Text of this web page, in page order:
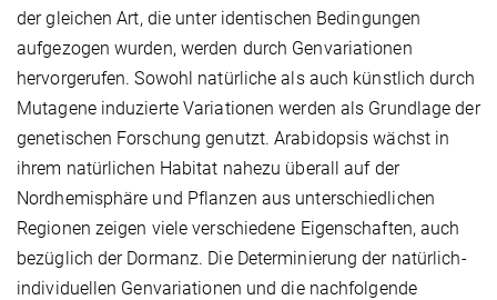
der gleichen Art, die unter identischen Bedingungen
aufgezogen wurden, werden durch Genvariationen
hervorgerufen. Sowohl natürliche als auch künstlich durch
Mutagene induzierte Variationen werden als Grundlage der
genetischen Forschung genutzt. Arabidopsis wächst in
ihrem natürlichen Habitat nahezu überall auf der
Nordhemisphäre und Pflanzen aus unterschiedlichen
Regionen zeigen viele verschiedene Eigenschaften, auch
bezüglich der Dormanz. Die Determinierung der natürlich-
individuellen Genvariationen und die nachfolgende